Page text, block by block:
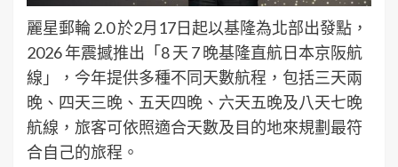
麗星郵輪 2.0 於2月17日起以基隆為北部出發點，
2026 年震撼推出「8 天 7 晚基隆直航日本京阪航
線」，今年提供多種不同天數航程，包括三天兩
晚、四天三晚、五天四晚、六天五晚及八天七晚
航線，旅客可依照適合天數及目的地來規劃最符
合自己的旅程。